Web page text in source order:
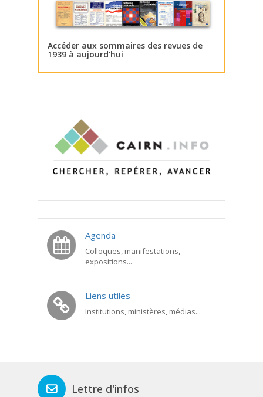
Accéder aux sommaires des revues de
1939 à aujourd’hui
Agenda
Colloques, manifestations,
expositions...
Liens utiles
Institutions, ministères, médias...
Lettre d'infos